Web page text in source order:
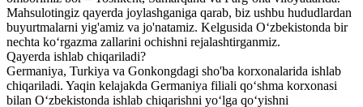
Mahsulotingiz qayerda joylashganiga qarab, biz ushbu hududlardan
buyurtmalarni yig'amiz va jo'natamiz. Kelgusida O‘zbekistonda bir
nechta ko‘rgazma zallarini ochishni rejalashtirganmiz.
Qayerda ishlab chiqariladi?
Germaniya, Turkiya va Gonkongdagi sho'ba korxonalarida ishlab
chiqariladi. Yaqin kelajakda Germaniya filiali qo‘shma korxonasi
bilan O‘zbekistonda ishlab chiqarishni yo‘lga qo‘yishni